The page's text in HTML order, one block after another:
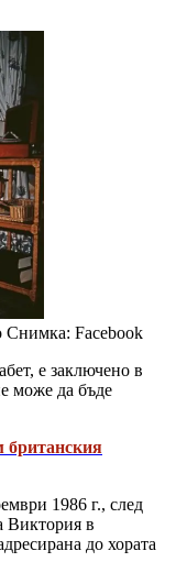
Снимка: Facebook
е заключено в
може да бъде
1986 г., след
Виктория в
до хората